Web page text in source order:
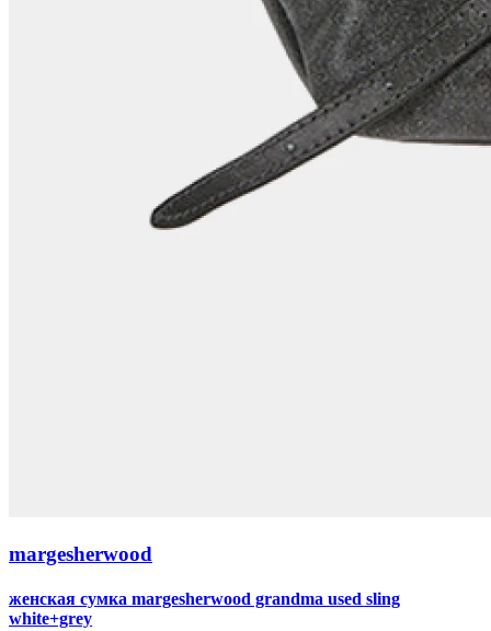
margesherwood
женская сумка margesherwood grandma used sling
white+grey